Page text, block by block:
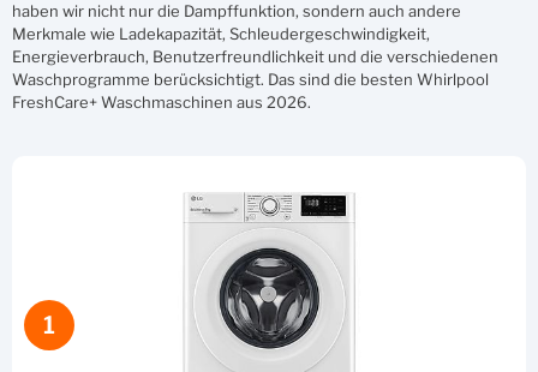
haben wir nicht nur die Dampffunktion, sondern auch andere
Merkmale wie Ladekapazität, Schleudergeschwindigkeit,
Energieverbrauch, Benutzerfreundlichkeit und die verschiedenen
Waschprogramme berücksichtigt. Das sind die besten Whirlpool
FreshCare+ Waschmaschinen aus 2026.
1